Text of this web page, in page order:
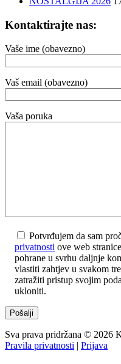
Kontaktirajte nas:
Vaše ime (obavezno)
Vaš email (obavezno)
Vaša poruka
Potvrđujem da sam
privatnosti ove web
pohrane u svrhu daljnje
vlastiti zahtjev u svakom
zatražiti pristup svojim
ukloniti.
Sva prava pridržana © 2026
Pravila privatnosti | Prijava